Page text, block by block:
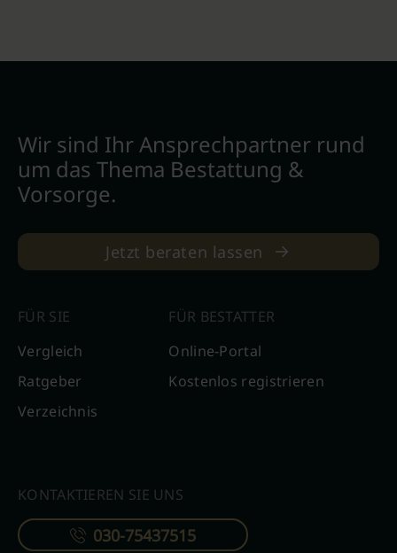
Wir sind Ihr Ansprechpartner rund
um das Thema Bestattung &
Vorsorge.
Jetzt beraten lassen
FÜR SIE
Vergleich
Ratgeber
Verzeichnis
FÜR BESTATTER
Online-Portal
Kostenlos registrieren
KONTAKTIEREN SIE UNS
030-75437515